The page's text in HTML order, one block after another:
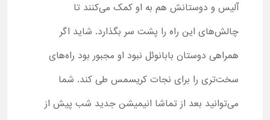
آلیس و دوستانش هم به او کمک می‌کنند تا
چالش‌های این راه را پشت سر بگذارد. شاید اگر
همراهی دوستان بابانوئل نبود او مجبور بود راه‌های
سخت‌تری را برای نجات کریسمس طی کند. شما
می‌توانید بعد از تماشا انیمیشن جدید شب پیش از